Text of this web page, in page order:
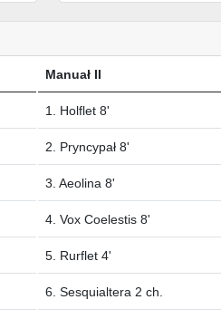
Manuał II
1. Holflet 8'
2. Pryncypał 8'
3. Aeolina 8'
4. Vox Coelestis 8'
5. Rurflet 4'
6. Sesquialtera 2 ch.